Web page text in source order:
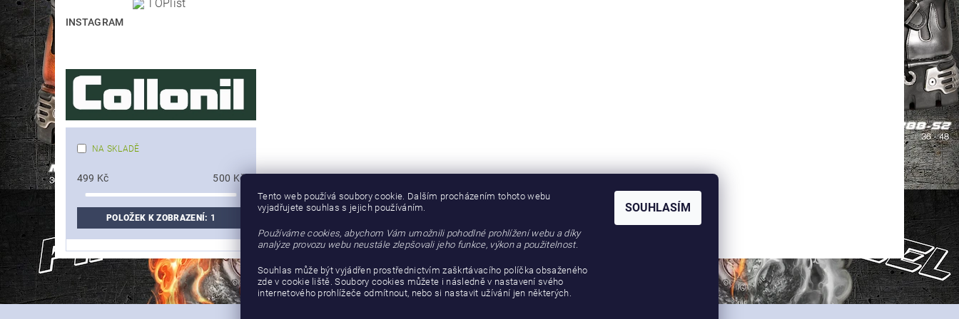
INSTAGRAM
NA SKLADĚ
499 Kč 500 Kč
POLOŽEK K ZOBRAZENÍ: 1
Tento web používá soubory cookie. Dalším procházením tohoto webu
vyjadřujete souhlas s jejich používáním.
Používáme cookies, abychom Vám umožnili pohodlné prohlížení webu a díky
analýze provozu webu neustále zlepšovali jeho funkce, výkon a použitelnost.
Souhlas může být vyjádřen prostřednictvím zaškrtávacího políčka obsaženého
zde v cookie liště. Soubory cookies můžete i následně v nastavení svého
internetového prohlížeče odmítnout, nebo si nastavit užívání jen některých.
SOUHLASÍM